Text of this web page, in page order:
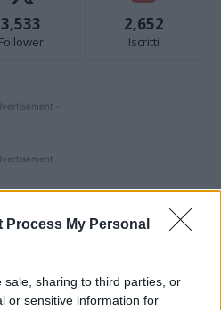
Process My Personal
sale, sharing to third parties, or
or sensitive information for
3,533
Follower
2,652
Iscritti
-
-